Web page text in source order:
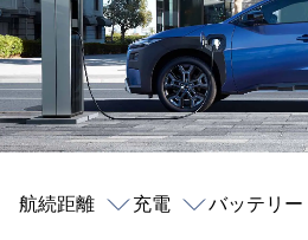
航続距離 充電 バッテリー